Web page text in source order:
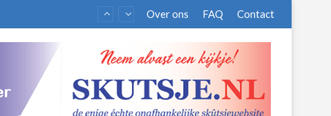
Over ons FAQ Contact